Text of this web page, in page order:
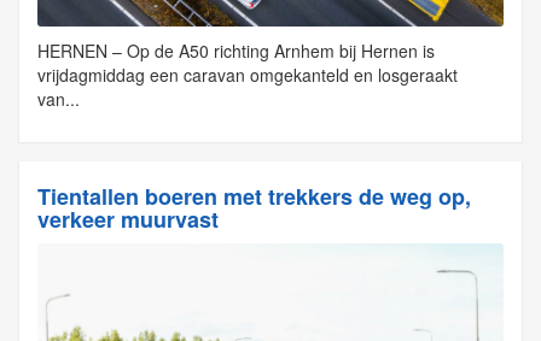
HERNEN – Op de A50 richting Arnhem bij Hernen is
vrijdagmiddag een caravan omgekanteld en losgeraakt
van...
Tientallen boeren met trekkers de weg op,
verkeer muurvast